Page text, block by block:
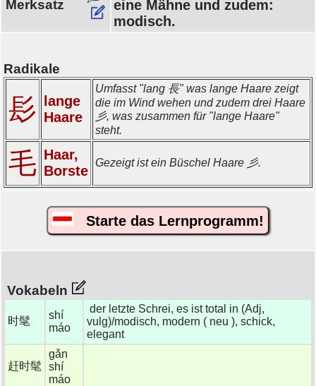
Merksatz
eine Mähne und zudem:
modisch.
Radikale
髟
lange
Haare
Umfasst "lang 長" was lange Haare zeigt
die im Wind wehen und zudem drei Haare
彡, was zusammen für "lange Haare"
steht.
毛 Haar,
Borste
Gezeigt ist ein Büschel Haare 彡.
Starte das Lernprogramm!
Vokabeln
时髦
shí
máo
der letzte Schrei, es ist total in (Adj,
vulg)/modisch, modern ( neu ), schick,
elegant
赶时髦
gǎn
shí
máo